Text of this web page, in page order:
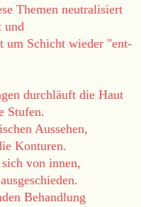
Themen neutralisiert
und
um Schicht wieder "ent-
durchläuft die Haut
Stufen.
Aussehen,
Konturen.
von innen,
Behandlung